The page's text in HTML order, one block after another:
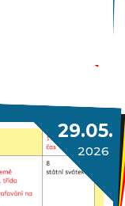
29.05.
2026